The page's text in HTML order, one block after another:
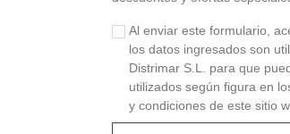
Al enviar este formulario,
los datos ingresados son
Distrimar S.L. para que
utilizados según figura en
y condiciones de este sitio